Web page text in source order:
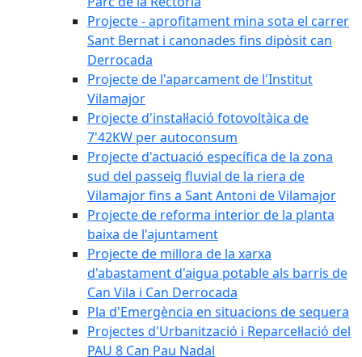
Projecte - aprofitament mina sota el carrer
Sant Bernat i canonades fins dipòsit can
Derrocada
Projecte de l'aparcament de l'Institut
Vilamajor
Projecte d'instal·lació fotovoltàica de
7'42KW per autoconsum
Projecte d'actuació específica de la zona
sud del passeig fluvial de la riera de
Vilamajor fins a Sant Antoni de Vilamajor
Projecte de reforma interior de la planta
baixa de l'ajuntament
Projecte de millora de la xarxa
d'abastament d'aigua potable als barris de
Can Vila i Can Derrocada
Pla d'Emergència en situacions de sequera
Projectes d'Urbanització i Reparcel·lació del
PAU 8 Can Pau Nadal